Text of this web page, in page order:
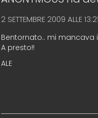
2 SETTEMBRE 2009 ALLE 13:21
Bentornato.. mi mancava
A presto!!
ALE